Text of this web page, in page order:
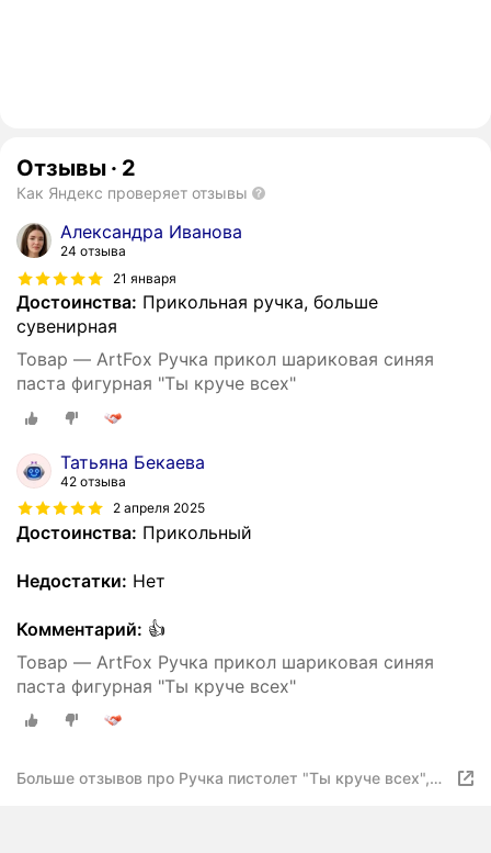
Отзывы · 2
Как Яндекс проверяет отзывы
Александра Иванова
24 отзыва
21 января
Достоинства: Прикольная ручка, больше
сувенирная
Товар — ArtFox Ручка прикол шариковая синяя
паста фигурная "Ты круче всех"
Татьяна Бекаева
42 отзыва
2 апреля 2025
Достоинства: Прикольный
Недостатки: Нет
Комментарий: 👍
Товар — ArtFox Ручка прикол шариковая синяя
паста фигурная "Ты круче всех"
Больше отзывов про Ручка пистолет "Ты круче всех",